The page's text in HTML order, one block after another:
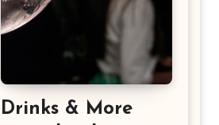
Drinks & More